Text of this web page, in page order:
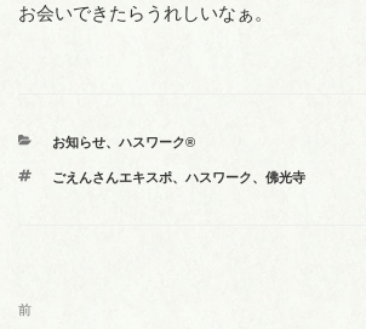
お会いできたらうれしいなぁ。
カ
ゴ
お知らせ、 ハスワーク®
タ
ごえんさんエキスポ、 ハスワーク、 佛光寺
前
前